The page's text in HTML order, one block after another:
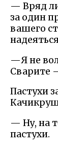
— Вряд
за один
вашего
—Я не
Сварите
Пастухи
Качикруш
— Ну, на
пастухи.